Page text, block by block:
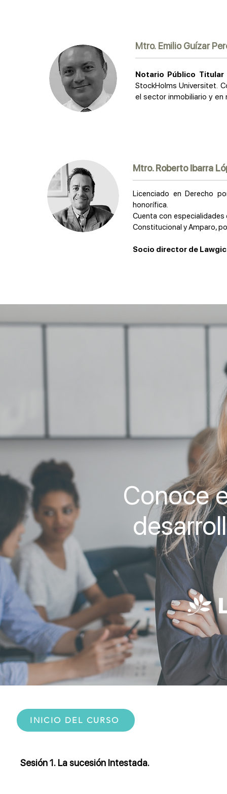
Mtro. Emilio Guízar
Notario Público Titular
StockHolms Universitet.
el sector inmobiliario y en
Mtro. Roberto Ibarra
Licenciado en Derecho
honorífica.
Cuenta con especialidades
Constitucional y Amparo,
Socio director de
Conoce
INICIO DEL CURSO
Sesión 1. La sucesión Intestada.